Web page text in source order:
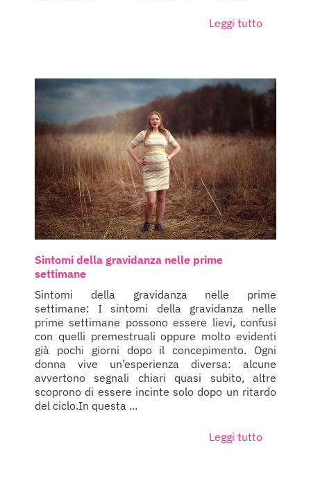
Leggi tutto
Sintomi della gravidanza nelle prime
settimane
Sintomi della gravidanza nelle prime
settimane: I sintomi della gravidanza nelle
prime settimane possono essere lievi, confusi
con quelli premestruali oppure molto evidenti
già pochi giorni dopo il concepimento. Ogni
donna vive un’esperienza diversa: alcune
avvertono segnali chiari quasi subito, altre
scoprono di essere incinte solo dopo un ritardo
del ciclo.In questa ...
Leggi tutto